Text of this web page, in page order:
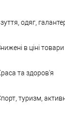
одяг,
в ціні товари
та здоров'я
туризм,